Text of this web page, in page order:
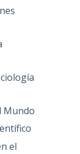
Mundo
el